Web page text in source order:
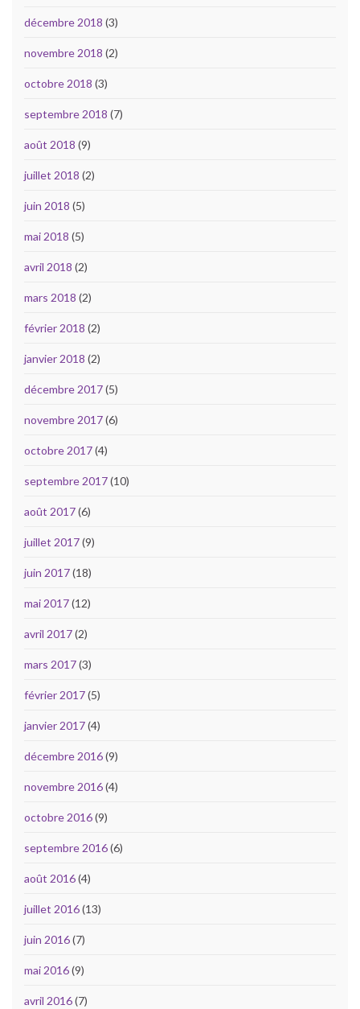
décembre 2018 (3)
novembre 2018 (2)
octobre 2018 (3)
septembre 2018 (7)
août 2018 (9)
juillet 2018 (2)
juin 2018 (5)
mai 2018 (5)
avril 2018 (2)
mars 2018 (2)
février 2018 (2)
janvier 2018 (2)
décembre 2017(5)
novembre 2017(6)
octobre 2017(4)
septembre 2017(10)
août 2017(6)
juillet 2017(9)
juin 2017(18)
mai 2017(12)
avril 2017(2)
mars 2017(3)
février 2017(5)
janvier 2017(4)
décembre 2016(9)
novembre 2016(4)
octobre 2016(9)
septembre 2016(6)
août 2016(4)
juillet 2016(13)
juin 2016(7)
mai 2016(9)
avril 2016(7)